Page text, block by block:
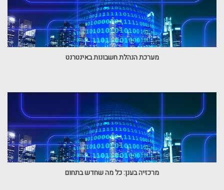
מערכת הנהלת חשבונות באינטרנט
מרכזיה בענן: כל מה שחדש בתחום